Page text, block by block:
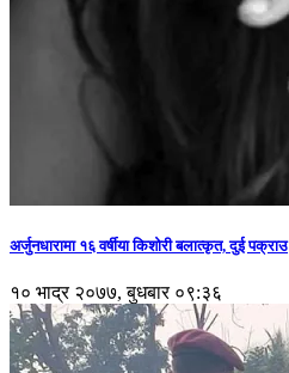
अर्जुनधारामा १६ वर्षीया किशोरी बलात्कृत, दुई पक्राउ
१० भाद्र २०७७, बुधबार ०९:३६